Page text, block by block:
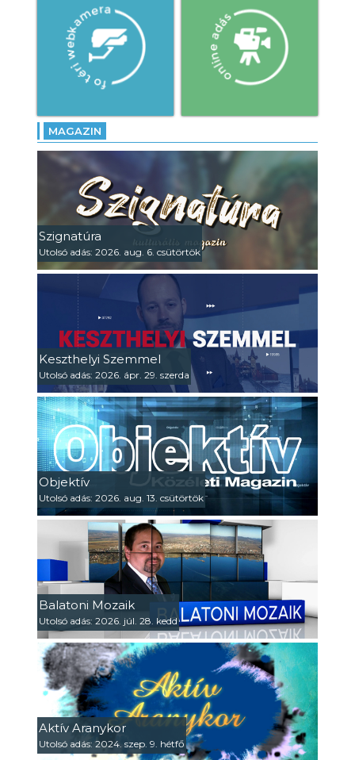
MAGAZIN
Szignatúra
Utolsó adás: 2026. aug. 6. csütörtök
Keszthelyi Szemmel
Utolsó adás: 2026. ápr. 29. szerda
Objektív
Utolsó adás: 2026. aug. 13. csütörtök
Balatoni Mozaik
Utolsó adás: 2026. júl. 28. kedd
Aktív Aranykor
Utolsó adás: 2024. szep. 9. hétfő